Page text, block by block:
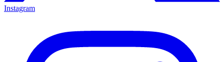
Instagram